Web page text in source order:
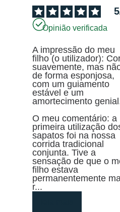
5
Opinião verificada
A impressão do meu
filho (o utilizador):
suavemente, mas
de forma esponjosa,
com um guiamento
estável e um
amortecimento
O meu comentário: a
primeira utilização
sapatos foi na nossa
corrida tradicional
conjunta. Tive a
sensação de que o
filho estava
permanentemente
r...